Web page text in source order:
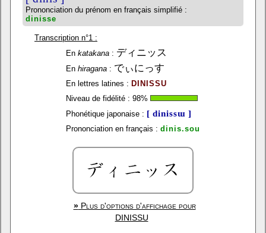
Prononciation du prénom en français simplifié :
dinisse
Transcription n°1 :
En katakana : ディニッス
En hiragana : でぃにっす
En lettres latines : DINISSU
Niveau de fidélité : 98%
Phonétique japonaise : [ dinissɯ ]
Prononciation en français : dinis.sou
»Plus d'options d'affichage pour
DINISSU